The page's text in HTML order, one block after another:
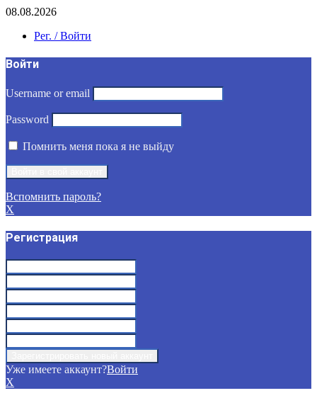
08.08.2026
Рег. / Войти
Войти
Username or email
Password
Помнить меня пока я не выйду
Вспомнить пароль?
X
Регистрация
Уже имеете аккаунт?Войти
X